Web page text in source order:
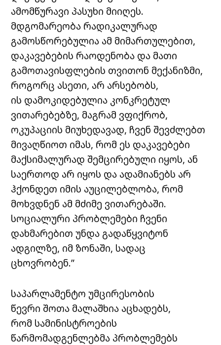
ამომწურავი პასუხი მიიღეს.
მდგომარეობა რადიკალურად
გამოსწორებულია ამ მიმართულებით,
დაკავებების რაოდენობა და მათი
გამოთავისფლების თვითონ მექანიზმი,
როგორც ასეთი, არ არსებობს,
ის დამოკიდებულია კონკრეტულ
ვითარებებზე, მაგრამ ვფიქრობ,
ოკუპაციის მიუხედავად, ჩვენ შევძლებთ
მივაღწიოთ იმას, რომ ეს დაკავებები
მაქსიმალურად შემცირებული იყოს, ან
საერთოდ არ იყოს და ადამიანებს არ
ჰქონდეთ იმის აუცილებლობა, რომ
მოხვდნენ ამ მძიმე ვითარებაში.
სოციალური პრობლემები ჩვენი
დახმარებით უნდა გადაწყვიტონ
ადგილზე, იმ ზონაში, სადაც
ცხოვრობენ.”
საპარლამენტო უმცირესობის
წევრი შოთა მალაშხია აცხადებს,
რომ სამინისტროების
წარმომადგენლებმა პრობლემებს